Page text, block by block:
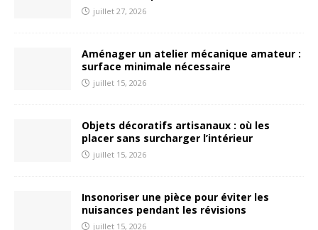
juillet 27, 2026
Aménager un atelier mécanique amateur :
surface minimale nécessaire
juillet 15, 2026
Objets décoratifs artisanaux : où les
placer sans surcharger l’intérieur
juillet 15, 2026
Insonoriser une pièce pour éviter les
nuisances pendant les révisions
juillet 15, 2026